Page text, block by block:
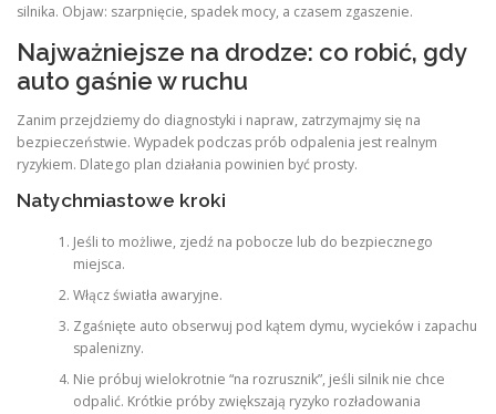
silnika. Objaw: szarpnięcie, spadek mocy, a czasem zgaszenie.
Najważniejsze na drodze: co robić, gdy
auto gaśnie w ruchu
Zanim przejdziemy do diagnostyki i napraw, zatrzymajmy się na
bezpieczeństwie. Wypadek podczas prób odpalenia jest realnym
ryzykiem. Dlatego plan działania powinien być prosty.
Natychmiastowe kroki
Jeśli to możliwe, zjedź na pobocze lub do bezpiecznego
miejsca.
Włącz światła awaryjne.
Zgaśnięte auto obserwuj pod kątem dymu, wycieków i zapachu
spalenizny.
Nie próbuj wielokrotnie “na rozrusznik”, jeśli silnik nie chce
odpalić. Krótkie próby zwiększają ryzyko rozładowania